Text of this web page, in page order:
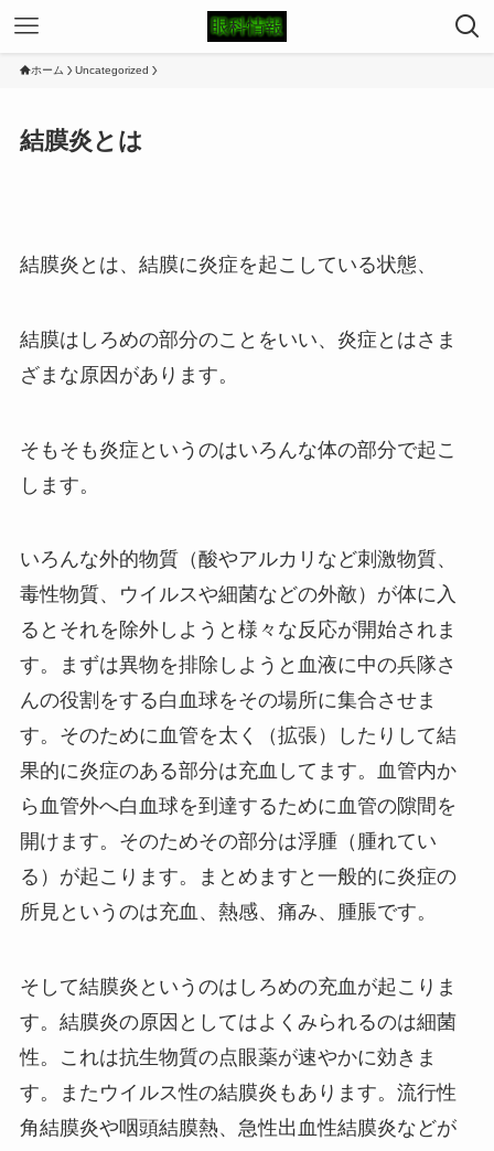
ホーム Uncategorized
結膜炎とは
結膜炎とは、結膜に炎症を起こしている状態、
結膜はしろめの部分のことをいい、炎症とはさま
ざまな原因があります。
そもそも炎症というのはいろんな体の部分で起こ
します。
いろんな外的物質（酸やアルカリなど刺激物質、
毒性物質、ウイルスや細菌などの外敵）が体に入
るとそれを除外しようと様々な反応が開始されま
す。まずは異物を排除しようと血液に中の兵隊さ
んの役割をする白血球をその場所に集合させま
す。そのために血管を太く（拡張）したりして結
果的に炎症のある部分は充血してます。血管内か
ら血管外へ白血球を到達するために血管の隙間を
開けます。そのためその部分は浮腫（腫れてい
る）が起こります。まとめますと一般的に炎症の
所見というのは充血、熱感、痛み、腫脹です。
そして結膜炎というのはしろめの充血が起こりま
す。結膜炎の原因としてはよくみられるのは細菌
性。これは抗生物質の点眼薬が速やかに効きま
す。またウイルス性の結膜炎もあります。流行性
角結膜炎や咽頭結膜熱、急性出血性結膜炎などが